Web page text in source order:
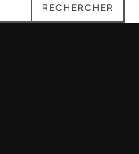
RECHERCHER